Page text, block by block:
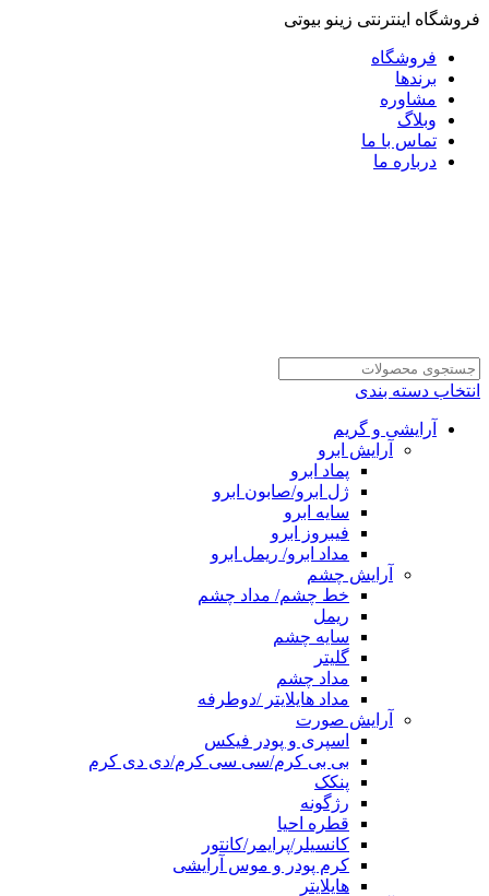
فروشگاه اینترنتی زینو بیوتی
فروشگاه
برندها
مشاوره
وبلاگ
تماس با ما
درباره ما
انتخاب دسته بندی
آرایشی و گریم
آرایش ابرو
پماد ابرو
ژل ابرو/صابون ابرو
سایه ابرو
فیبروز ابرو
مداد ابرو/ ریمل ابرو
آرایش چشم
خط چشم/ مداد چشم
ریمل
سایه چشم
گلیتر
مداد چشم
مداد هایلایتر /دوطرفه
آرایش صورت
اسپری و پودر فیکس
بی بی کرم/سی سی کرم/دی دی کرم
پنکک
رژگونه
قطره احیا
کانسیلر/پرایمر/کانتور
کرم پودر و موس آرایشی
هایلایتر